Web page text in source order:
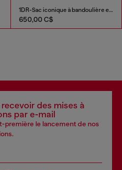
1DR-Sac iconique à bandoulière en cuir nappa
650,00 C$
des mises à
par e-mail
première le lancement de nos